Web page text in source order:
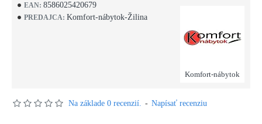
EAN: 8586025420679
PREDAJCA: Komfort-nábytok-Žilina
Komfort-nábytok
Na základe 0 recenzií. - Napísať recenziu